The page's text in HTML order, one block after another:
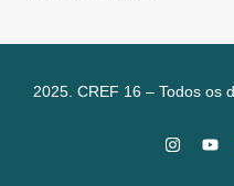
2025. CREF 16 – Todos os